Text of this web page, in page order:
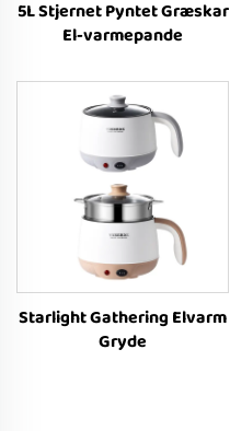
5L Stjernet Pyntet Græskar
El-varmepande
Starlight Gathering Elvarm
Gryde